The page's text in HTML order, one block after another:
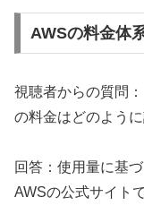
AWSの料金体
視聴者からの質問
の料金はどのよう
回答：使用量に基
AWSの公式サイト